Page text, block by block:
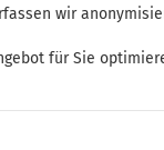
wir
für Sie